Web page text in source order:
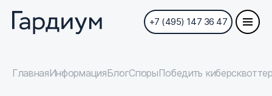
+7 (495) 147 36 47
ГлавнаяИнформацияБлогСпорыПобедить